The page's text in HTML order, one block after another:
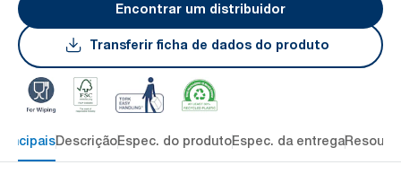
Encontrar um distribuidor
Transferir ficha de dados do produto
DescriçãoEspec. do produtoEspec. da entrega